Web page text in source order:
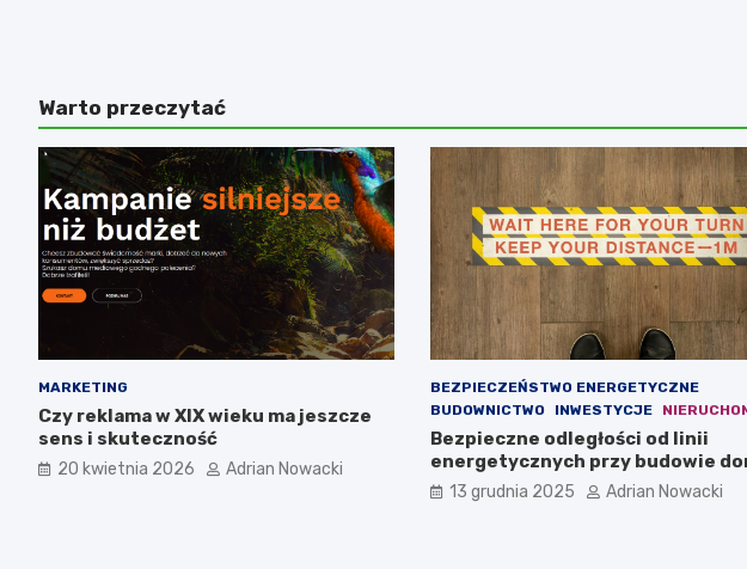
Warto przeczytać
MARKETING
Czy reklama w XIX wieku ma jeszcze
sens i skuteczność
20 kwietnia 2026 Adrian Nowacki
BEZPIECZEŃSTWO ENERGETYCZNE
BUDOWNICTWO
INWESTYCJE
Bezpieczne odległości od linii
energetycznych przy budowie
13 grudnia 2025 Adrian Nowacki